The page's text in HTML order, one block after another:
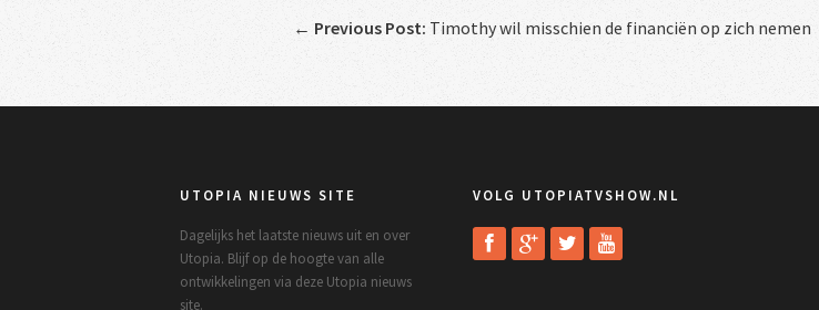
← Previous Post: Timothy wil misschien de financiën op zich nemen
UTOPIA NIEUWS SITE
Dagelijks het laatste nieuws uit en over
Utopia. Blijf op de hoogte van alle
ontwikkelingen via deze Utopia nieuws
site.
VOLG UTOPIATVSHOW.NL